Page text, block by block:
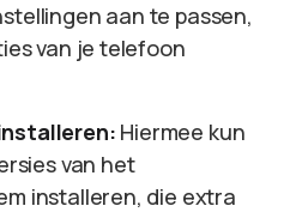
aan te passen,
van je telefoon
Hiermee kun
van het
installeren, die extra